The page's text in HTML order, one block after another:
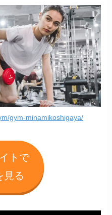
gym-minamikoshigaya/
トで
見る